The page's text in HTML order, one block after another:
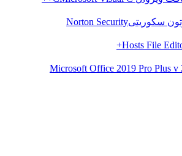
سکوریتیNorton Security
Hosts File